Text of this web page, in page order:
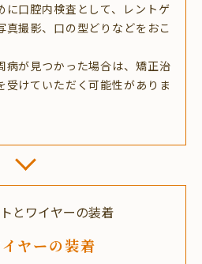
に口腔内検査として、レントゲ
真撮影、口の型どりなどをおこ
病が見つかった場合は、矯正治
受けていただく可能性がありま
ヤーの装着